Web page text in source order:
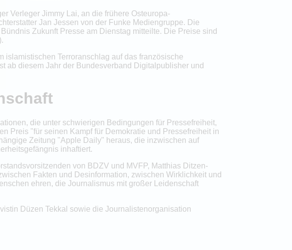
Verleger Jimmy Lai, an die frühere Osteuropa-
Jan Jessen von der Funke Mediengruppe. Die
Zukunft Presse am Dienstag mitteilte. Die Preise sind
islamistischen Terroranschlag auf das französische
ab diesem Jahr der Bundesverband Digitalpublisher und
die unter schwierigen Bedingungen für Pressefreiheit,
Preis "für seinen Kampf für Demokratie und Pressefreiheit in
Zeitung "Apple Daily" heraus, die inzwischen auf
inhaftiert.
von BDZV und MVFP, Matthias Ditzen-
Fakten und Desinformation, zwischen Wirklichkeit und
ehren, die Journalismus mit großer Leidenschaft
Düzen Tekkal sowie die Journalistenorganisation